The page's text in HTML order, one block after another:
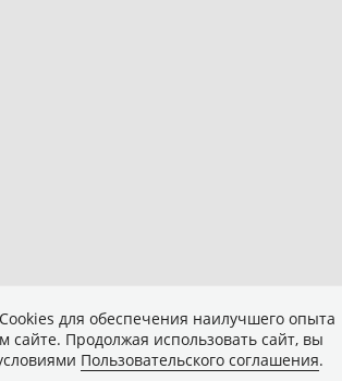
для обеспечения наилучшего опыта
сайте. Продолжая использовать сайт, вы
Пользовательского соглашения.